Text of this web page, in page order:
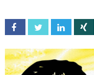
Facebook Twitter Linkedin